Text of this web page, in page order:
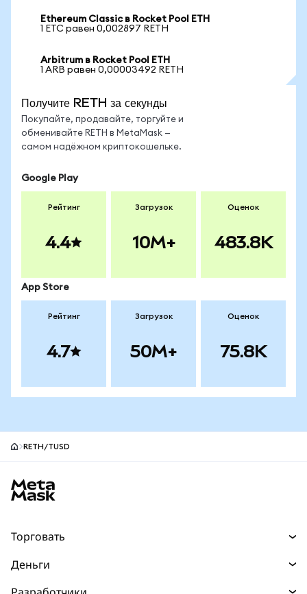
Ethereum Classic в Rocket Pool ETH
1 ETC равен 0,002897 RETH
Arbitrum в Rocket Pool ETH
1 ARB равен 0,00003492 RETH
Получите RETH за секунды
Покупайте, продавайте, торгуйте и
обменивайте RETH в MetaMask —
самом надёжном криптокошельке.
Google Play
Рейтинг
4.4
Загрузок
10M+
Оценок
483.8K
App Store
Рейтинг
4.7
Загрузок
50M+
Оценок
75.8K
RETH/TUSD
Торговать
Деньги